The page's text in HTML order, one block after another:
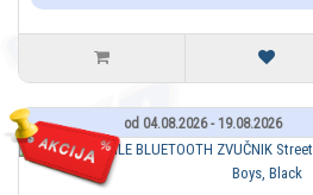
od 04.08.2026 - 19.08.2026